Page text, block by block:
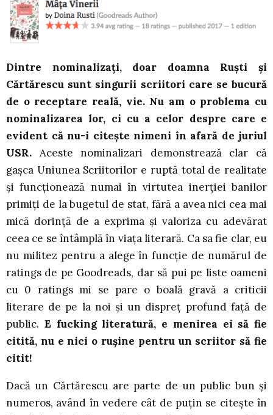
Dintre nominalizați, doar doamna Ruști și
Cărtărescu sunt singurii scriitori care se bucură
de o receptare reală, vie. Nu am o problema cu
nominalizarea lor, ci cu a celor despre care e
evident că nu-i citește nimeni în afară de juriul
USR. Aceste nominalizari demonstrează clar că
gașca Uniunea Scriitorilor e ruptă total de realitate
și funcționează numai în virtutea inerției banilor
primiți de la bugetul de stat, fără a avea nici cea mai
mică dorință de a exprima și valoriza cu adevărat
ceea ce se întâmplă în viața literară. Ca sa fie clar, eu
nu militez pentru a alege în funcție de numărul de
ratings de pe Goodreads, dar să pui pe liste oameni
cu 0 ratings mi se pare o boală gravă a criticii
literare de pe la noi și un dispreț profund față de
public. E fucking literatură, e menirea ei să fie
citită, nu e nici o rușine pentru un scriitor să fie
citit!
Dacă un Cărtărescu are parte de un public bun și
numeros, având în vedere cât de puțin se citește în